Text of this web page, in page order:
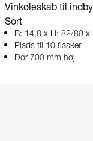
Vinkøleskab til
Sort
B: 14,8 x H: 82/89 x
Plads til 10 flasker
Dør 700 mm høj